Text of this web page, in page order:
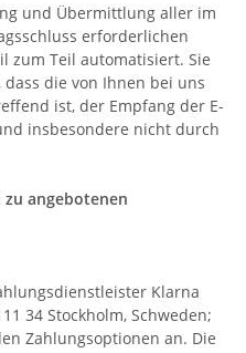
und Übermittlung aller im
erforderlichen
zum Teil automatisiert. Sie
die von Ihnen bei uns
ist, der Empfang der E-
insbesondere nicht durch
zu angebotenen
Klarna
34 Stockholm, Schweden;
Zahlungsoptionen an. Die